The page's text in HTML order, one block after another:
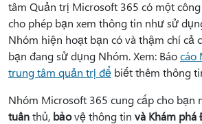
tâm Quản trị Microsoft 365 có một
cho phép bạn xem thông tin như sử
Nhóm hiện hoạt bạn có và thậm chí cả
bạn đang sử dụng Nhóm. Xem: Báocáo
trung tâm quản trị để biết thêm thông
Nhóm Microsoft 365 cung cấp cho bạn
tuânthủ, bảovệ thông tin và Khám